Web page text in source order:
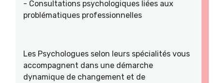
- Consultations psychologiques liées aux
problématiques professionnelles
Les Psychologues selon leurs spécialités vous
accompagnent dans une démarche
dynamique de changement et de